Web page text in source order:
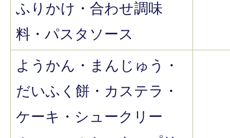
ふりかけ・合わせ調味
料・パスタソース
ようかん・まんじゅう・
だいふく餅・カステラ・
ケーキ・シュークリー